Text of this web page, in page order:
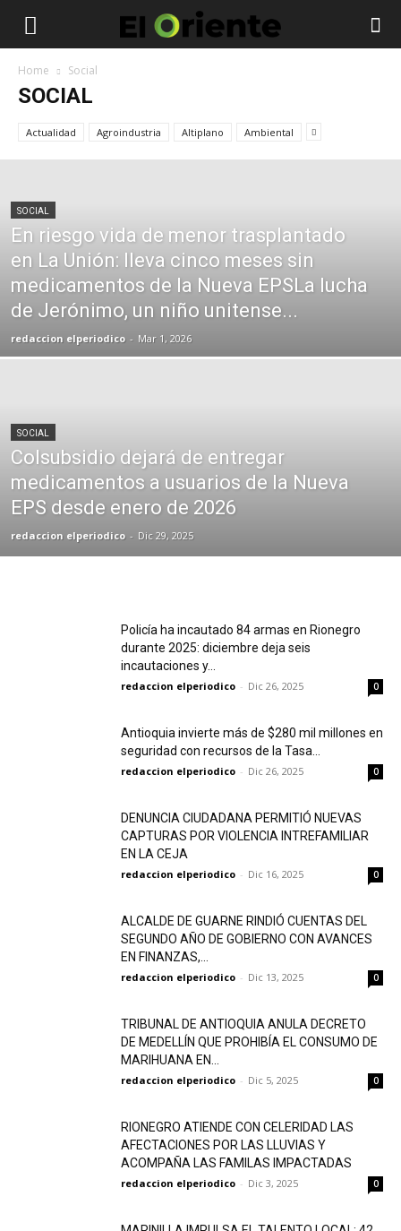
Home Social
SOCIAL
Actualidad Agroindustria Altiplano Ambiental
SOCIAL
En riesgo vida de menor trasplantado
en La Unión: lleva cinco meses sin
medicamentos de la Nueva EPSLa lucha
de Jerónimo, un niño unitense...
redaccion elperiodico - Mar 1, 2026
SOCIAL
Colsubsidio dejará de entregar
medicamentos a usuarios de la Nueva
EPS desde enero de 2026
redaccion elperiodico - Dic 29, 2025
Policía ha incautado 84 armas en Rionegro
durante 2025: diciembre deja seis
incautaciones y...
redaccion elperiodico - Dic 26, 2025 0
Antioquia invierte más de $280 mil millones en
seguridad con recursos de la Tasa...
redaccion elperiodico - Dic 26, 2025 0
DENUNCIA CIUDADANA PERMITIÓ NUEVAS
CAPTURAS POR VIOLENCIA INTREFAMILIAR
EN LA CEJA
redaccion elperiodico - Dic 16, 2025 0
ALCALDE DE GUARNE RINDIÓ CUENTAS DEL
SEGUNDO AÑO DE GOBIERNO CON AVANCES
EN FINANZAS,...
redaccion elperiodico - Dic 13, 2025 0
TRIBUNAL DE ANTIOQUIA ANULA DECRETO
DE MEDELLÍN QUE PROHIBÍA EL CONSUMO DE
MARIHUANA EN...
redaccion elperiodico - Dic 5, 2025 0
RIONEGRO ATIENDE CON CELERIDAD LAS
AFECTACIONES POR LAS LLUVIAS Y
ACOMPAÑA LAS FAMILAS IMPACTADAS
redaccion elperiodico - Dic 3, 2025 0